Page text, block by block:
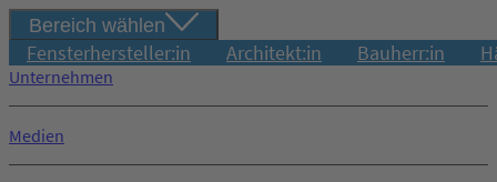
Bereich wählen
Fensterhersteller:in Architekt:in Bauherr:in
Unternehmen
Medien